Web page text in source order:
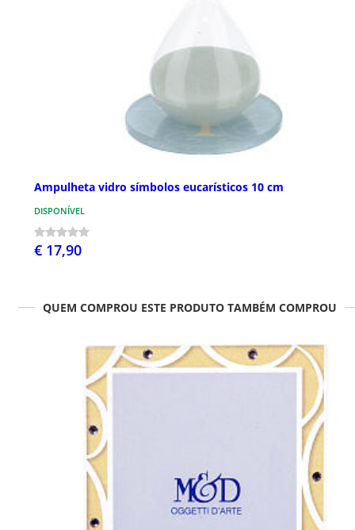
Ampulheta vidro símbolos eucarísticos 10 cm
DISPONÍVEL
€ 17,90
QUEM COMPROU ESTE PRODUTO TAMBÉM COMPROU